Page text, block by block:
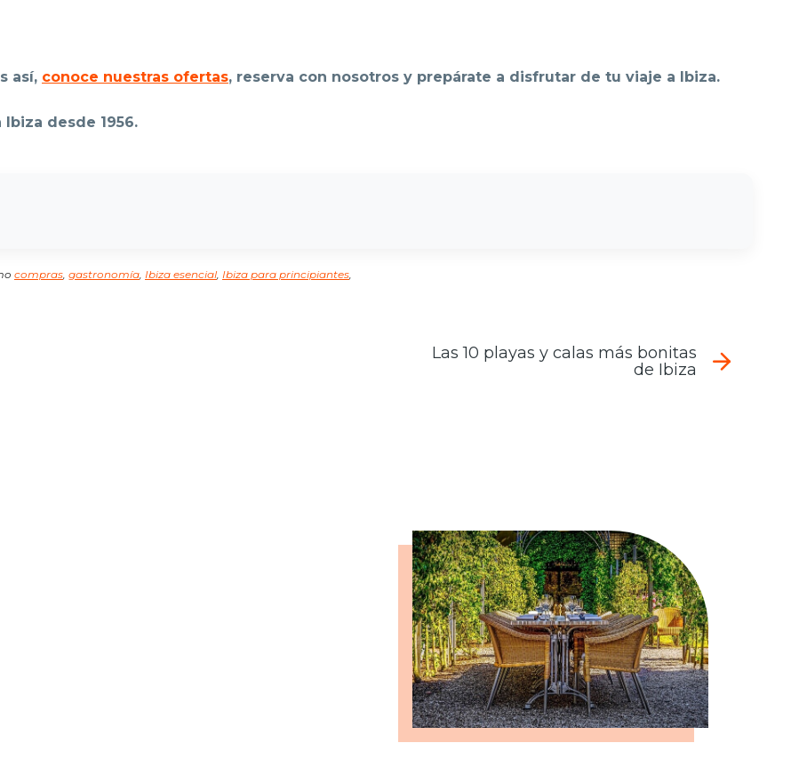
así, conoce nuestras ofertas, reserva con nosotros y prepárate a disfrutar de tu viaje a Ibiza.
desde 1956.
compras, gastronomía, Ibiza esencial, Ibiza para principiantes,
Las 10 playas y calas más bonitas
de Ibiza